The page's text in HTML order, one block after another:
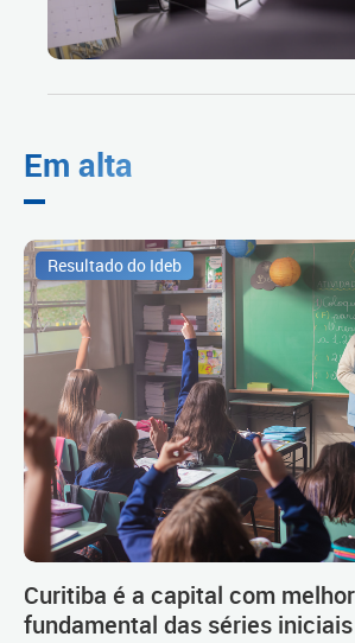
Em alta
Resultado do Ideb
Curitiba é a capital com
fundamental das séries iniciais